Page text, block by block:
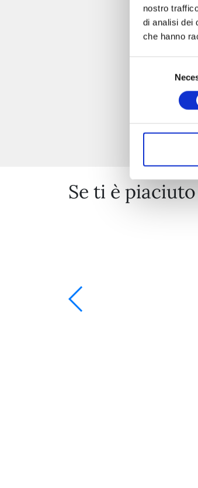
nostro
di analisi dei
che hanno
Se ti è